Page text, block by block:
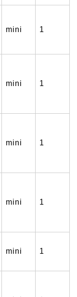
mini 1
mini 1
mini 1
mini 1
mini 1